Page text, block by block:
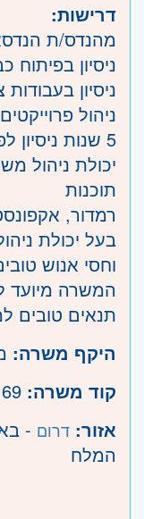
דרישות:
מהנדס/ת
ניסיון בפיתוח
ניסיון
ניהול
5 שנות ניסיון לפחות
יכולת ניהול
תוכנות
רמדור,
בעל יכולת
וחסי אנוש
המשרה מיועד
תנאים טובים
היקף משרה:
קוד משרה:
אזור: דרום -
המלח